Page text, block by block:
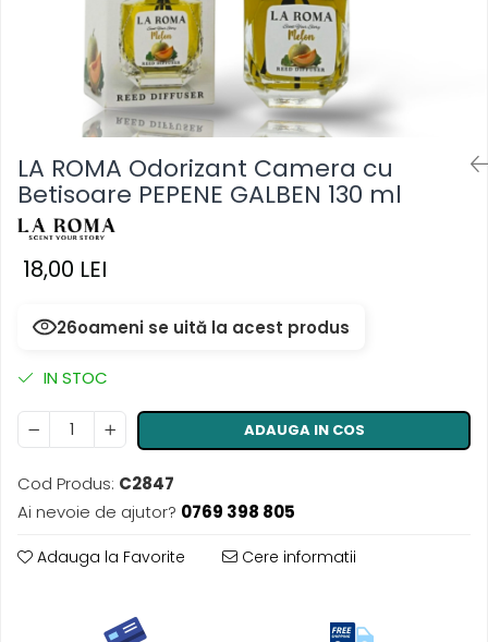
Masca & Gel de par
Vopsea de par
Servetele Umede & Uscate
LA ROMA Odorizant Camera cu
Betisoare PEPENE GALBEN 130 ml
18,00 LEI
26oameni se uită la acest produs
IN STOC
ADAUGA IN COS
Cod Produs: C2847
Ai nevoie de ajutor? 0769 398 805
Adauga la Favorite Cere informatii